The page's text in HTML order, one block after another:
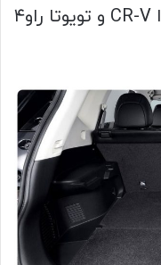
پنج‌نفره مانند مزدا CX-5، هوندا CR-V و تویوتا راو۴